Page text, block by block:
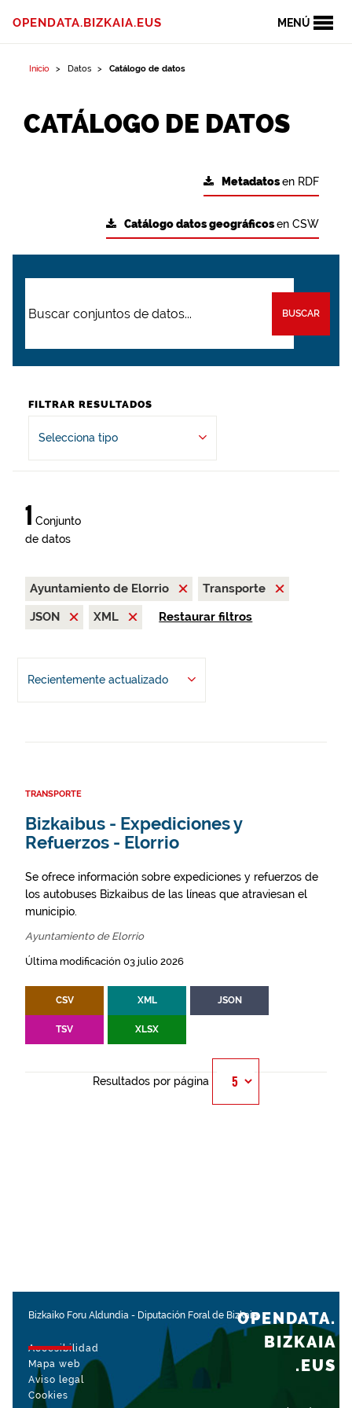
MENÚ
OPENDATA.BIZKAIA.EUS
Inicio Datos Catálogo de datos
CATÁLOGO DE DATOS
Metadatosen RDF
Catálogo datos geográficosen CSW
BUSCAR
FILTRAR RESULTADOS
Selecciona tipo
1 Conjunto
de datos
Ayuntamiento de Elorrio
Transporte
JSON
XML Restaurar filtros
Recientemente actualizado
TRANSPORTE
Bizkaibus - Expediciones y
Refuerzos - Elorrio
Se ofrece información sobre expediciones y refuerzos de
los autobuses Bizkaibus de las líneas que atraviesan el
municipio.
Ayuntamiento de Elorrio
Última modificación 03 julio 2026
CSV XML JSON
TSV XLSX
Resultados por página
Bizkaiko Foru Aldundia - Diputación Foral de Bizkaia
Accesibilidad
Mapa web
Aviso legal
Cookies
OPENDATA.
BIZKAIA
.EUS